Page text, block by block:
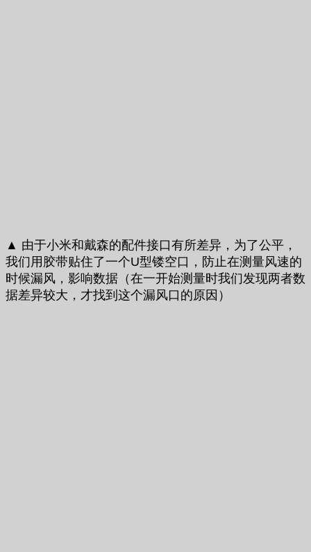
▲ 由于小米和戴森的配件接口有所差异，为了公平，
我们用胶带贴住了一个U型镂空口，防止在测量风速的
时候漏风，影响数据（在一开始测量时我们发现两者数
据差异较大，才找到这个漏风口的原因）